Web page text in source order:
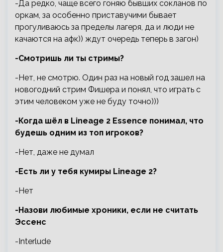
-Да редко, чаще всего гоняю бывших сокланов по
оркам, за особенно приставучими бывает
прогуливаюсь за пределы лагеря, да и люди не
качаются на афк)) ждут очередь теперь в загон)
-Смотришь ли ты стримы?
-Нет, не смотрю. Один раз на новый год зашел на
новогодний стрим Фишера и понял, что играть с
этим человеком уже не буду точно)))
-Когда шёл в Lineage 2 Essence понимал, что
будешь одним из топ игроков?
-Нет, даже не думал
-Есть ли у тебя кумиры Lineage 2?
-Нет
-Назови любимые хроники, если не считать
Эссенс
-Interlude